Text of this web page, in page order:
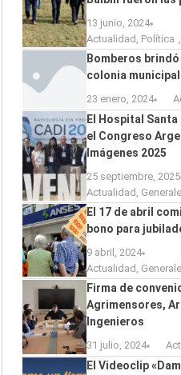
13 junio, 2024
Actualidad , Política ,
Bomberos brindó
colonia municipal
23 enero, 2024
El Hospital
el Congreso
Imágenes 2025
25 septiembre, 2025
Actualidad ,
El 17 de abril
bono para
9 abril, 2024
Actualidad ,
Firma de
Agrimensores,
Ingenieros
31 julio, 2024
El Videoclip